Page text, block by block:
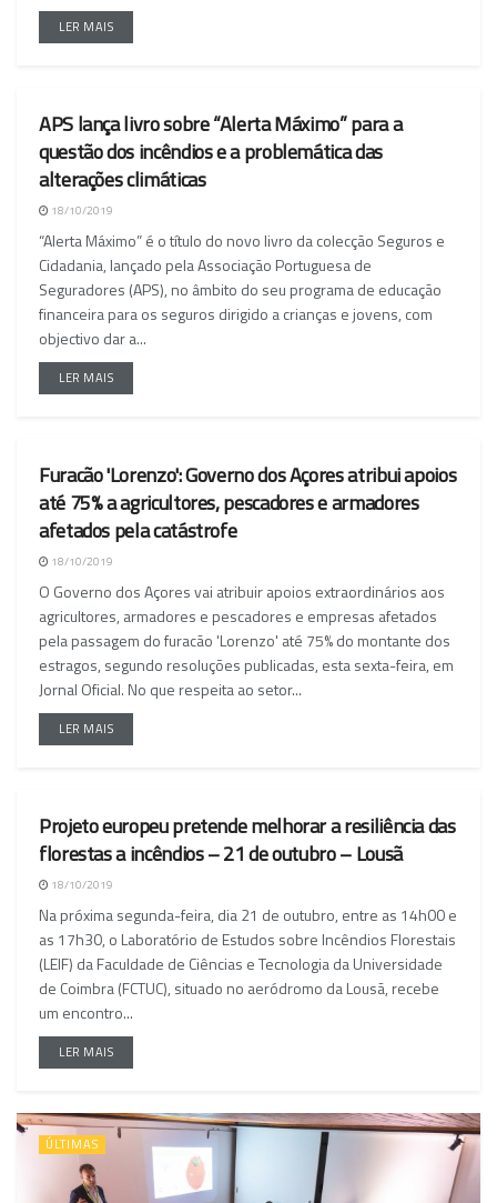
LER MAIS
NACIONAL
APS lança livro sobre “Alerta Máximo” para a
questão dos incêndios e a problemática das
alterações climáticas
18/10/2019
“Alerta Máximo” é o título do novo livro da colecção Seguros e
Cidadania, lançado pela Associação Portuguesa de
Seguradores (APS), no âmbito do seu programa de educação
financeira para os seguros dirigido a crianças e jovens, com
objectivo dar a...
LER MAIS
NACIONAL
Furacão 'Lorenzo': Governo dos Açores atribui apoios
até 75% a agricultores, pescadores e armadores
afetados pela catástrofe
18/10/2019
O Governo dos Açores vai atribuir apoios extraordinários aos
agricultores, armadores e pescadores e empresas afetados
pela passagem do furacão 'Lorenzo' até 75% do montante dos
estragos, segundo resoluções publicadas, esta sexta-feira, em
Jornal Oficial. No que respeita ao setor...
LER MAIS
ÚLTIMAS
Projeto europeu pretende melhorar a resiliência das
florestas a incêndios – 21 de outubro – Lousã
18/10/2019
Na próxima segunda-feira, dia 21 de outubro, entre as 14h00 e
as 17h30, o Laboratório de Estudos sobre Incêndios Florestais
(LEIF) da Faculdade de Ciências e Tecnologia da Universidade
de Coimbra (FCTUC), situado no aeródromo da Lousã, recebe
um encontro...
LER MAIS
ÚLTIMAS